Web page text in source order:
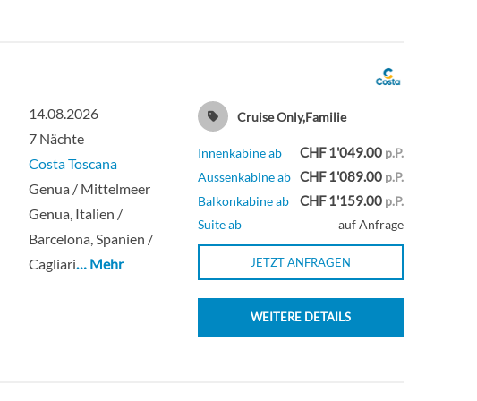
Innenkabine
Suite
Deck 8 Bolgheri Aussenkabine
Aussenkabine
14.08.2026
7 Nächte
Costa Toscana
Genua / Mittelmeer
Genua, Italien /
Barcelona, Spanien /
Cagliari… Mehr
Cruise Only,Familie
Innenkabine ab CHF 1'049.00 p.P.
Aussenkabine ab CHF 1'089.00 p.P.
Balkonkabine ab
CHF 1'159.00 p.P.
Suite ab
auf Anfrage
JETZT ANFRAGEN
WEITERE DETAILS